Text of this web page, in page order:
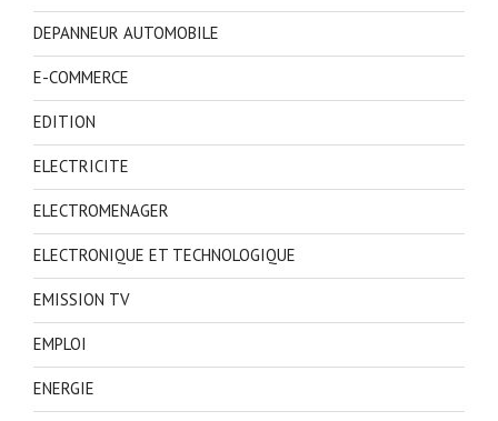
DEPANNEUR AUTOMOBILE
E-COMMERCE
EDITION
ELECTRICITE
ELECTROMENAGER
ELECTRONIQUE ET TECHNOLOGIQUE
EMISSION TV
EMPLOI
ENERGIE